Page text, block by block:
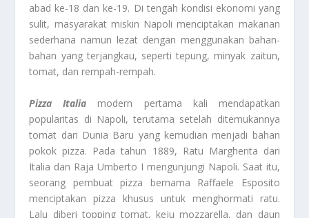
abad ke-18 dan ke-19. Di tengah kondisi ekonomi yang
sulit, masyarakat miskin Napoli menciptakan makanan
sederhana namun lezat dengan menggunakan bahan-
bahan yang terjangkau, seperti tepung, minyak zaitun,
tomat, dan rempah-rempah.
Pizza Italia modern pertama kali mendapatkan
popularitas di Napoli, terutama setelah ditemukannya
tomat dari Dunia Baru yang kemudian menjadi bahan
pokok pizza. Pada tahun 1889, Ratu Margherita dari
Italia dan Raja Umberto I mengunjungi Napoli. Saat itu,
seorang pembuat pizza bernama Raffaele Esposito
menciptakan pizza khusus untuk menghormati ratu.
Lalu diberi topping tomat, keju mozzarella, dan daun